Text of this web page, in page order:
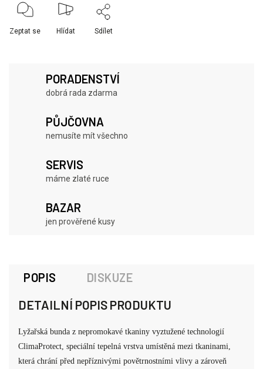
Zeptat se Hlídat Sdílet
PORADENSTVÍ
dobrá rada zdarma
PŮJČOVNA
nemusíte mít všechno
SERVIS
máme zlaté ruce
BAZAR
jen prověřené kusy
POPIS DISKUZE
DETAILNÍ POPIS PRODUKTU
Lyžařská bunda z nepromokavé tkaniny vyztužené technologií
ClimaProtect, speciální tepelná vrstva umístěná mezi tkaninami,
která chrání před nepříznivými povětrnostními vlivy a zároveň